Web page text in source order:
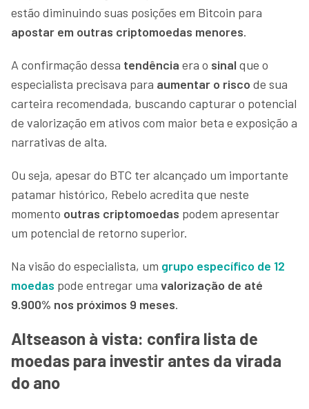
estão diminuindo suas posições em Bitcoin para
apostar em outras criptomoedas menores.
A confirmação dessa tendência era o sinal que o
especialista precisava para aumentar o risco de sua
carteira recomendada, buscando capturar o potencial
de valorização em ativos com maior beta e exposição a
narrativas de alta.
Ou seja, apesar do BTC ter alcançado um importante
patamar histórico, Rebelo acredita que neste
momento outras criptomoedas podem apresentar
um potencial de retorno superior.
Na visão do especialista, um grupo específico de 12
moedas pode entregar uma valorização de até
9.900% nos próximos 9 meses.
Altseason à vista: confira lista de
moedas para investir antes da virada
do ano